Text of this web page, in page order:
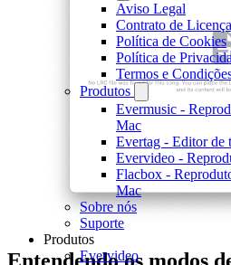
Aviso Legal
Contrato de Licença
Política de Cookies
Política de
Termos e
Produtos
Evermusic -
Mac
Evertag - Editor de
Evervideo -
Flacbox -
Mac
Sobre nós
Suporte
Produtos
Evervideo